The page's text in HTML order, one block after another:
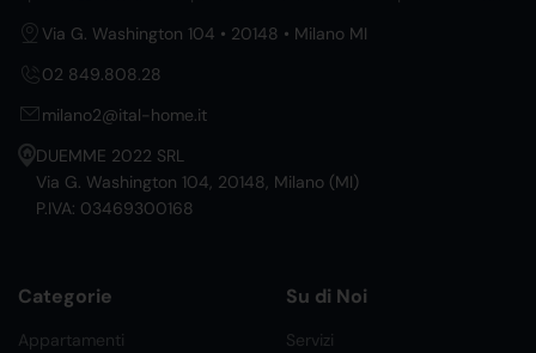
Via G. Washington 104 • 20148 • Milano MI
02 849.808.28
milano2@ital-home.it
DUEMME 2022 SRL
Via G. Washington 104, 20148, Milano (MI)
P.IVA: 03469300168
Categorie
Appartamenti
Su di Noi
Servizi